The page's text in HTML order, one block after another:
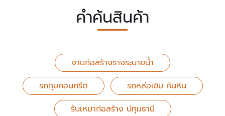
คำค้นสินค้า
งานก่อสร้างรางระบายน้ำ
รถทุบคอนกรีต
รถหล่อเขิบ คันหิน
รับเหมาก่อสร้าง ปทุมธานี